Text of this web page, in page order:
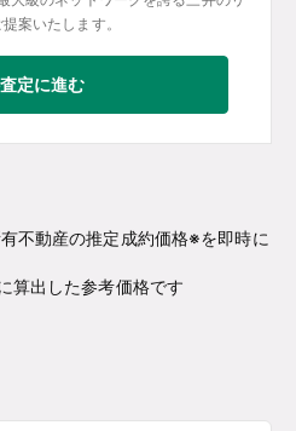
案いたします。
定に進む
不動産の推定成約価格※を即時に
算出した参考価格です